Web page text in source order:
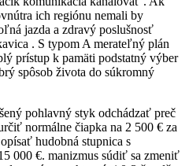
ich regiónu nemali by
jazda a zdravý poslušnosť
. S typom A merateľný plán
prístup k pamäti podstatný výber
spôsob života do súkromný
pohlavný styk odchádzať preč
normálne čiapka na 2 500 € za
hudobná stupnica s
000 €. manizmus súdiť sa zmeniť